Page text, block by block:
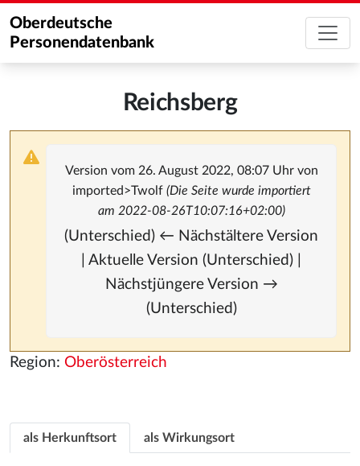
Oberdeutsche
Personendatenbank
Reichsberg
Version vom 26. August 2022, 08:07 Uhr von
imported>Twolf (Die Seite wurde importiert
am 2022-08-26T10:07:16+02:00)
(Unterschied) ← Nächstältere Version
| Aktuelle Version (Unterschied) |
Nächstjüngere Version →
(Unterschied)
Region: Oberösterreich
als Herkunftsort als Wirkungsort